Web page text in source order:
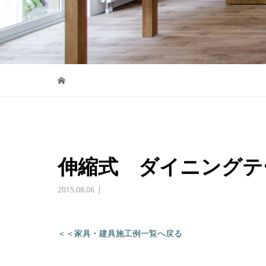
伸縮式 ダイニングテ
2015.08.06
＜＜家具・建具施工例一覧へ戻る